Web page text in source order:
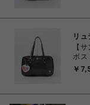
リュ
【
ボス
￥